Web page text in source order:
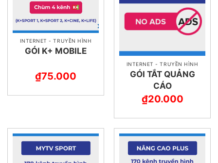
INTERNET - TRUYỀN HÌNH
GÓI K+ MOBILE
₫75.000
INTERNET - TRUYỀN HÌNH
GÓI TẮT QUẢNG
CÁO
₫20.000